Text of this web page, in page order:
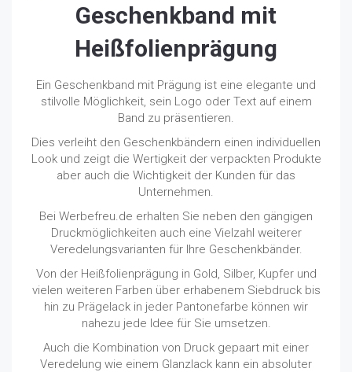
Geschenkband mit
Heißfolienprägung
Ein Geschenkband mit Prägung ist eine elegante und
stilvolle Möglichkeit, sein Logo oder Text auf einem
Band zu präsentieren.
Dies verleiht den Geschenkbändern einen individuellen
Look und zeigt die Wertigkeit der verpackten Produkte
aber auch die Wichtigkeit der Kunden für das
Unternehmen.
Bei Werbefreu.de erhalten Sie neben den gängigen
Druckmöglichkeiten auch eine Vielzahl weiterer
Veredelungsvarianten für Ihre Geschenkbänder.
Von der Heißfolienprägung in Gold, Silber, Kupfer und
vielen weiteren Farben über erhabenem Siebdruck bis
hin zu Prägelack in jeder Pantonefarbe können wir
nahezu jede Idee für Sie umsetzen.
Auch die Kombination von Druck gepaart mit einer
Veredelung wie einem Glanzlack kann ein absoluter